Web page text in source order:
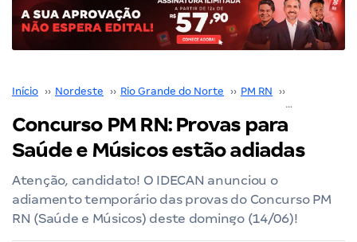
Início ›› Nordeste ›› Rio Grande do Norte ›› PM RN ››
Concurso PM RN: Provas para
Saúde e Músicos estão adiadas
Atenção, candidato! O IDECAN anunciou o
adiamento temporário das provas do Concurso PM
RN (Saúde e Músicos) deste domingo (14/06)!